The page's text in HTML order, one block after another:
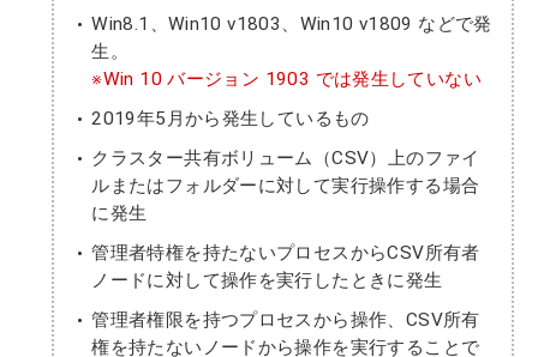
Win8.1、Win10 v1803、Win10 v1809 などで発
生。
※Win 10 バージョン 1903 では発生していない
2019年5月から発生しているもの
クラスター共有ボリューム（CSV）上のファイ
ルまたはフォルダーに対して実行操作する場合
に発生
管理者特権を持たないプロセスからCSV所有者
ノードに対して操作を実行したときに発生
管理者権限を持つプロセスから操作、CSV所有
権を持たないノードから操作を実行することで